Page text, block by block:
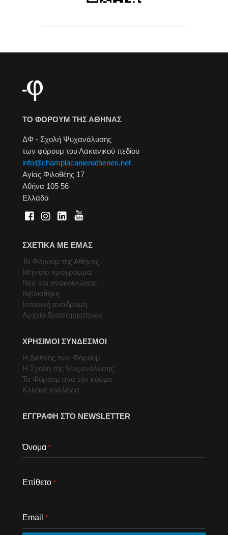
ΤΟ ΦΟΡΟΥΜ ΤΗΣ ΑΘΗΝΑΣ
ΔΦ - Σχολή Ψυχανάλυσης
των φόρουμ του Λακανικού πεδίου
info@champlacanienathenes.net
Αγίας Φιλοθέης 17
Αθήνα 105 56
Ελλάδα
ΣΧΕΤΙΚΑ ΜΕ ΕΜΑΣ
Το Φόρουμ της Αθήνας
Μηνιαίο πρόγραμμα
Νέα και ανακοινώσεις
Βιβλιοθήκη
Ιστορική αναδρομή
Αρχείο δραστηριοτήτων
ΧΡΗΣΙΜΟΙ ΣΥΝΔΕΣΜΟΙ
Η Διεθνής των Φόρουμ
Η Σχολή της Ψυχανάλυσης
Τα Φόρουμ ανά τον κόσμο
Κλινικά κολλέγια
ΕΓΓΡΑΦΗ ΣΤΟ NEWSLETTER
Όνομα *
Επίθετο *
Email *